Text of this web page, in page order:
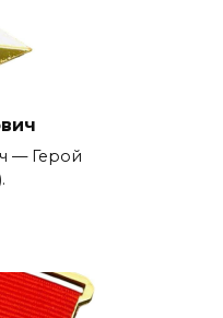
— Герой